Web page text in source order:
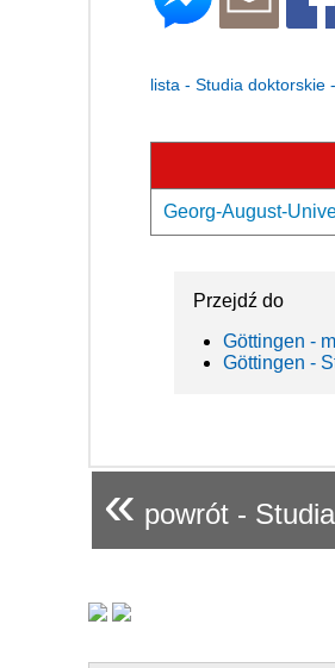
lista - Studia doktorskie
Georg-August-
Przejdź do
Göttingen -
Göttingen -
« powrót -